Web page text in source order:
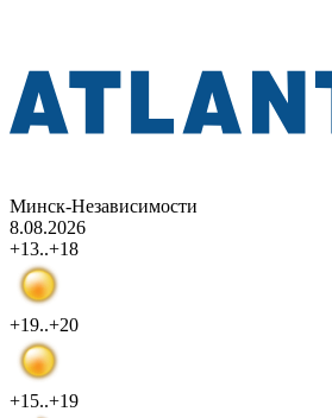
Минск-Независимости
8.08.2026
+13..+18
+19..+20
+15..+19